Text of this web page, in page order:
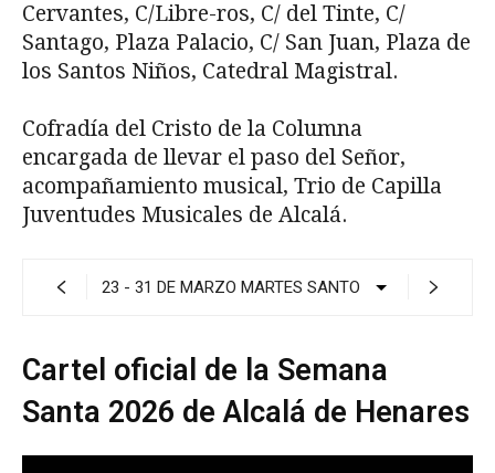
Cervantes, C/Libre-ros, C/ del Tinte, C/
Santago, Plaza Palacio, C/ San Juan, Plaza de
los Santos Niños, Catedral Magistral.
Cofradía del Cristo de la Columna
encargada de llevar el paso del Señor,
acompañamiento mu­sical, Trio de Capilla
Juventudes Musicales de Alcalá.
Cartel oficial de la Semana
Santa 2026 de Alcalá de Henares